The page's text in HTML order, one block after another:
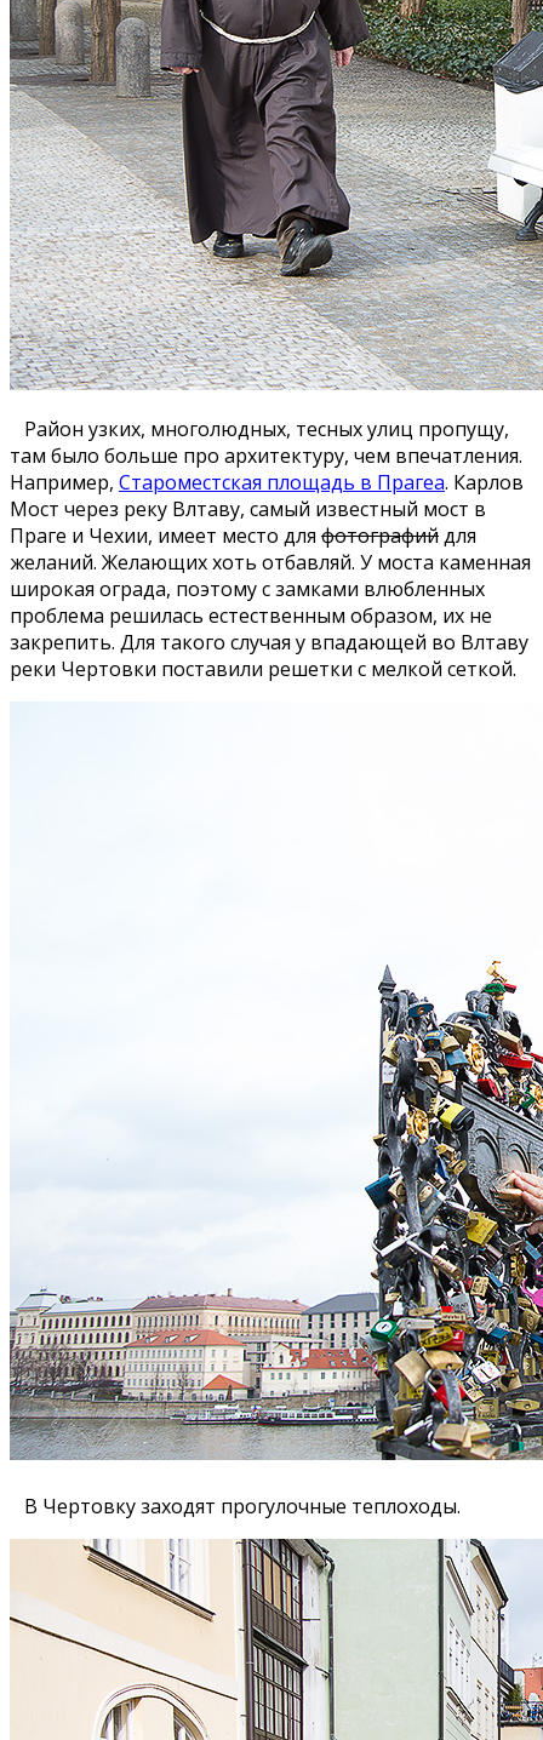
Район узких, многолюдных, тесных улиц пропущу,
там было больше про архитектуру, чем впечатления.
Например, Староместская площадь в Прагеа. Карлов
Мост через реку Влтаву, самый известный мост в
Праге и Чехии, имеет место для фотографийдля
желаний. Желающих хоть отбавляй. У моста каменная
широкая ограда, поэтому с замками влюбленных
проблема решилась естественным образом, их не
закрепить. Для такого случая у впадающей во Влтаву
реки Чертовки поставили решетки с мелкой сеткой.
В Чертовку заходят прогулочные теплоходы.